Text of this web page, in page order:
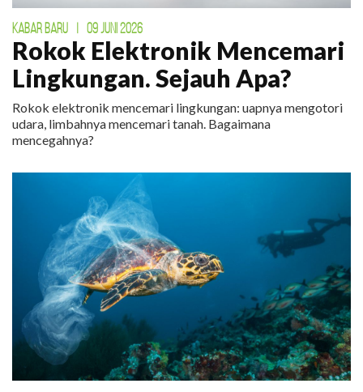
KABAR BARU | 09 JUNI 2026
Rokok Elektronik Mencemari
Lingkungan. Sejauh Apa?
Rokok elektronik mencemari lingkungan: uapnya mengotori
udara, limbahnya mencemari tanah. Bagaimana
mencegahnya?